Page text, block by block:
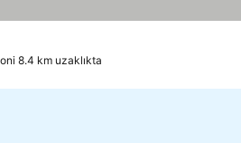
8.4 km uzaklıkta